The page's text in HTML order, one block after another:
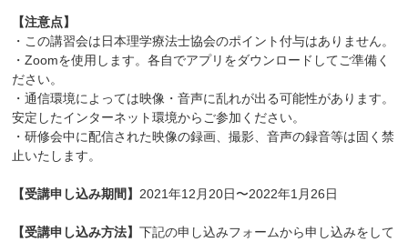
【注意点】
・この講習会は日本理学療法士協会のポイント付与はありません。
・Zoomを使用します。各自でアプリをダウンロードしてご準備く
ださい。
・通信環境によっては映像・音声に乱れが出る可能性があります。
安定したインターネット環境からご参加ください。
・研修会中に配信された映像の録画、撮影、音声の録音等は固く禁
止いたします。
【受講申し込み期間】 2021年12月20日〜2022年1月26日
【受講申し込み方法】下記の申し込みフォームから申し込みをして